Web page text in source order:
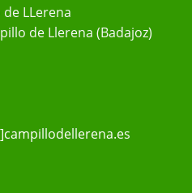
LLerena
de Llerena (Badajoz)